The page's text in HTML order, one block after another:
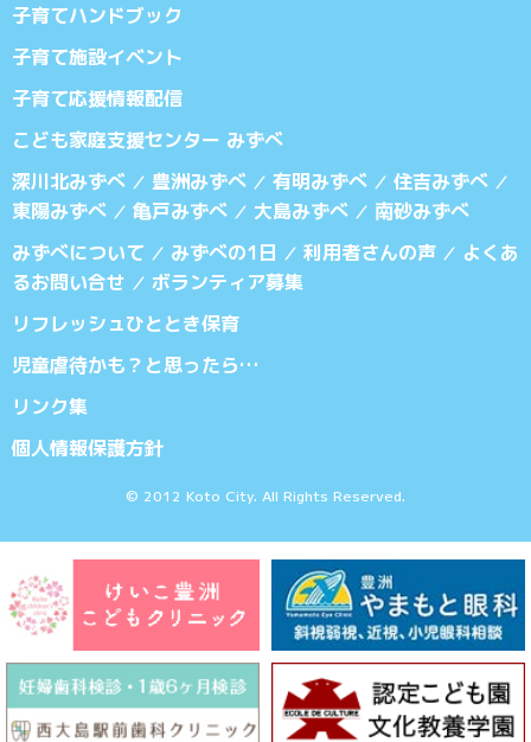
子育てハンドブック
子育て施設イベント
子育て応援情報配信
こども家庭支援センター みずべ
深川北みずべ ／ 豊洲みずべ ／ 有明みずべ ／ 住吉みずべ ／
東陽みずべ ／ 亀戸みずべ ／ 大島みずべ ／ 南砂みずべ
みずべについて ／ みずべの1日 ／ 利用者さんの声 ／ よくあ
るお問い合せ ／ ボランティア募集
リフレッシュひととき保育
児童虐待かも？と思ったら…
リンク集
個人情報保護方針
© 2012 Koto City. All Rights Reserved.